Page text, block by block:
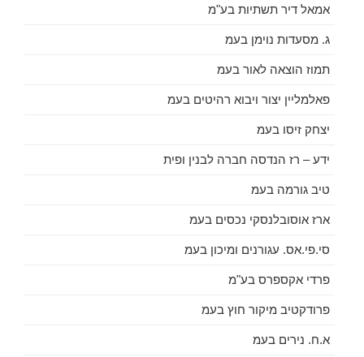
אמאל דיר תשתיות בע"מ
ג. מסעדות נוימן בעמ
תמוז הוצאה לאור בעמ
פאלמליין יצור ויבוא רהיטים בעמ
יצחק זיסו בעמ
ידע – רז הנדסה חברה לבנין ופית
טיב גורמה בעמ
ארז אוסובלנסקי נכסים בעמ
סי.פי.אס. עגורנים ומיכון בעמ
פרדי אקספרס בע"מ
פרודקטיב מיקור חוץ בעמ
א.ח. נירים בעמ